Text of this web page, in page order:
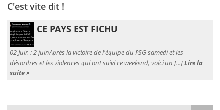
C'est vite dit !
CE PAYS EST FICHU
02 Juin :2 juinAprès la victoire de l'équipe du PSG samedi et les
désordres et les violences qui ont suivi ce weekend, voici un [...]Lire la
suite »